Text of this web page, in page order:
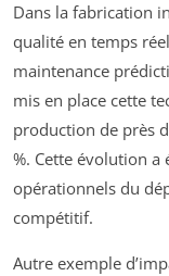
Dans la fabrication
qualité en temps
maintenance
mis en place cette
production de près
%. Cette évolution
opérationnels du
compétitif.
Autre exemple